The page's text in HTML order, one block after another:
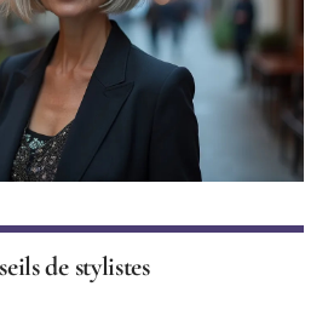
de stylistes